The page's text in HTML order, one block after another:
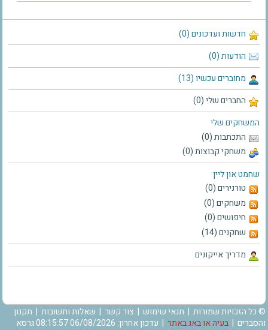
חדשות ועדכונים (0)
הודעות (0)
מחוברים עכשיו (13)
החברים שלי (0)
המשחקים שלי
התכתבות (0)
משחקי קבוצות (0)
שחמט און ליין
טורנירים (0)
משחקים (0)
חיפושים (0)
שחקנים (14)
מדריך אייקונים
© כל הזכויות שמורות | תנאי שימוש | צור קשר | שאלות ותשובות | תקנון
והסברים | בעיה או באג באתר
| עדכון אחרון: 06/08/2026 08:15:57 גרסא